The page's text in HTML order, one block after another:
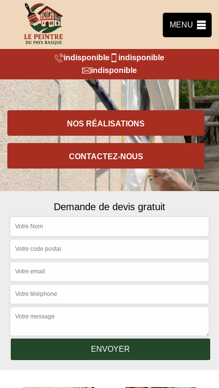
MENU
indisponible
indisponible
indisponible
NOS RÉALISATIONS
CONTACTEZ-NOUS
Demande de devis gratuit